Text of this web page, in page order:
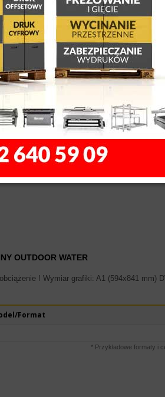
OUTDOOR
mm)
Format
OutDoor
* Przykładowe
OUTDOOR WATER
! Wymiar grafiki: A1 (594x841 mm)
Format
* Przykładowe formaty i